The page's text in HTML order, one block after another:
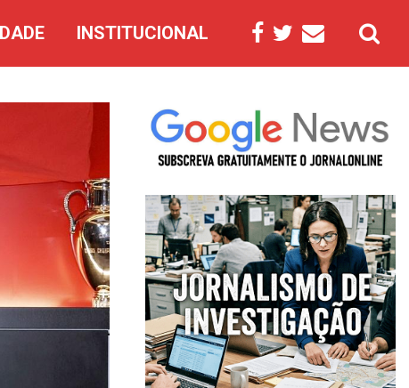
INSTITUCIONAL